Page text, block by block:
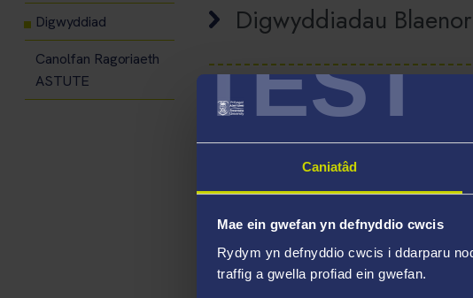
TEST
Caniatâd
Mae ein gwefan yn defnyddio cwcis
Rydym yn defnyddio cwcis i ddarparu
traffig a gwella profiad ein gwefan.
Digwyddiadau
Digwyddiad
Canolfan Ragoriaeth
ASTUTE